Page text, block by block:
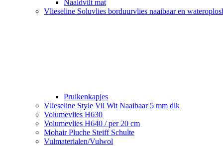
Naaldvilt mat
Vlieseline Soluvlies borduurvlies naaibaar en
Pruikenkapjes
Vlieseline Style Vil Wit Naaibaar 5 mm dik
Volumevlies H630
Volumevlies H640 / per 20 cm
Mohair Pluche Steiff Schulte
Vulmaterialen/Vulwol